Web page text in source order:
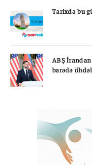
Tarixdə bu
ABŞ
barədə